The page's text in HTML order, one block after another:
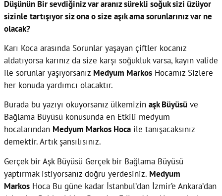
Düşünün Bir sevdiğiniz var aranız sürekli soğuk sizi üzüyor
sizinle tartışıyor siz ona o size aşık ama sorunlarınız var ne
olacak?
Karı Koca arasında Sorunlar yaşayan çiftler kocanız
aldatıyorsa karınız da size karşı soğukluk varsa, kayın valide
ile sorunlar yaşıyorsanız Medyum Markos Hocamız Sizlere
her konuda yardımcı olacaktır.
Burada bu yazıyı okuyorsanız ülkemizin aşk Büyüsü ve
Bağlama Büyüsü konusunda en Etkili medyum
hocalarından Medyum Markos Hoca ile tanışacaksınız
demektir. Artık şansılısınız.
Gerçek bir Aşk Büyüsü Gerçek bir Bağlama Büyüsü
yaptırmak istiyorsanız doğru yerdesiniz. Medyum
Markos Hoca Bu güne kadar İstanbul’dan İzmir’e Ankara’dan